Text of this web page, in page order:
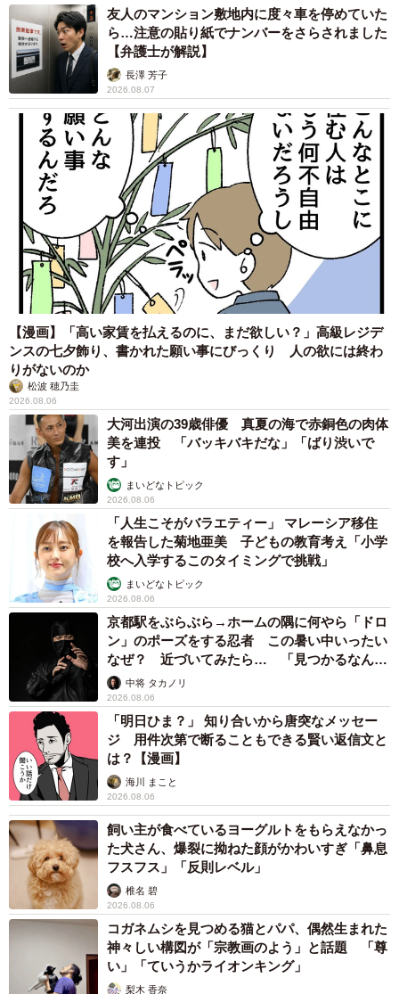
友人のマンション敷地内に度々車を停めていた
ら…注意の貼り紙でナンバーをさらされました
【弁護士が解説】
長澤 芳子
2026.08.07
【漫画】「高い家賃を払えるのに、まだ欲しい？」高級レジデ
ンスの七夕飾り、書かれた願い事にびっくり 人の欲には終わ
りがないのか
松波 穂乃圭
2026.08.06
大河出演の39歳俳優 真夏の海で赤銅色の肉体
美を連投 「バッキバキだな」「ばり渋いで
す」
まいどなトピック
2026.08.06
「人生こそがバラエティー」 マレーシア移住
を報告した菊地亜美 子どもの教育考え「小学
校へ入学するこのタイミングで挑戦」
まいどなトピック
2026.08.06
京都駅をぶらぶら→ホームの隅に何やら「ドロ
ン」のポーズをする忍者 この暑い中いったい
なぜ？ 近づいてみたら… 「見つかるなんて
未熟」中将 タカノリ
2026.08.06
「明日ひま？」 知り合いから唐突なメッセー
ジ 用件次第で断ることもできる賢い返信文と
は？【漫画】
海川 まこと
2026.08.06
飼い主が食べているヨーグルトをもらえなかっ
た犬さん、爆裂に拗ねた顔がかわいすぎ「鼻息
フスフス」「反則レベル」
椎名 碧
2026.08.06
コガネムシを見つめる猫とパパ、偶然生まれた
神々しい構図が「宗教画のよう」と話題 「尊
い」「ていうかライオンキング」
梨木 香奈